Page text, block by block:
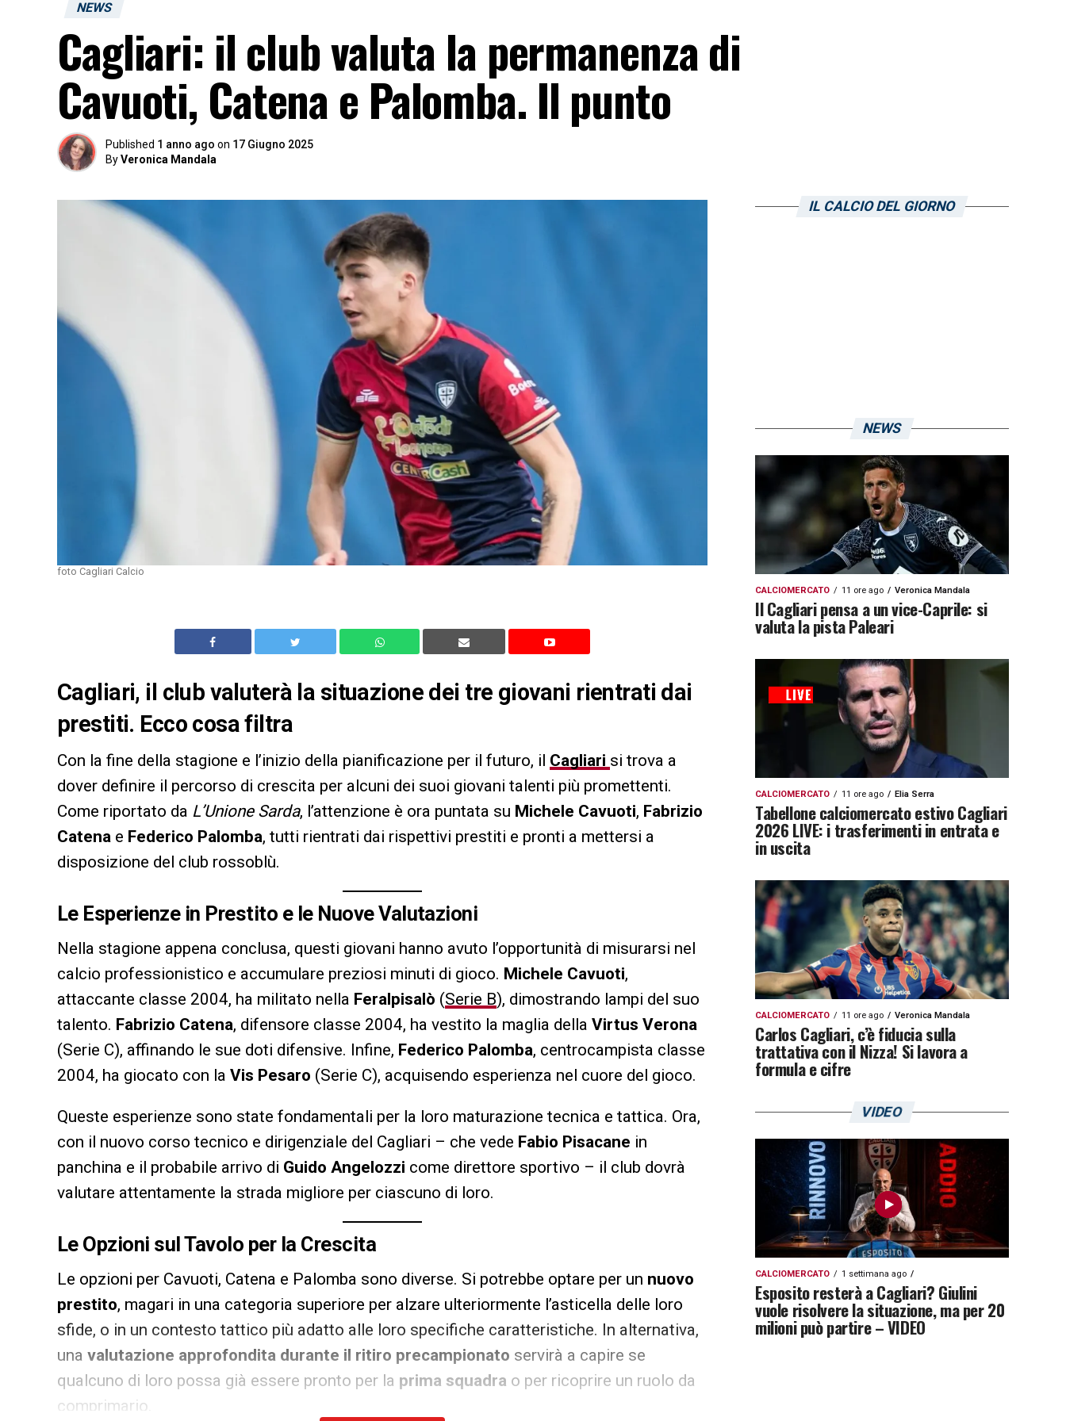
NEWS
Cagliari: il club valuta la permanenza di
Cavuoti, Catena e Palomba. Il punto
Published 1 anno ago on 17 Giugno 2025
ByVeronica Mandala
foto Cagliari Calcio
Cagliari, il club valuterà la situazione dei tre giovani rientrati dai
prestiti. Ecco cosa filtra
Con la fine della stagione e l’inizio della pianificazione per il futuro, il Cagliari si trova a
dover definire il percorso di crescita per alcuni dei suoi giovani talenti più promettenti.
Come riportato da L’Unione Sarda, l’attenzione è ora puntata su Michele Cavuoti, Fabrizio
Catena e Federico Palomba, tutti rientrati dai rispettivi prestiti e pronti a mettersi a
disposizione del club rossoblù.
Le Esperienze in Prestito e le Nuove Valutazioni
Nella stagione appena conclusa, questi giovani hanno avuto l’opportunità di misurarsi nel
calcio professionistico e accumulare preziosi minuti di gioco. Michele Cavuoti,
attaccante classe 2004, ha militato nella Feralpisalò (Serie B), dimostrando lampi del suo
talento. Fabrizio Catena, difensore classe 2004, ha vestito la maglia della Virtus Verona
(Serie C), affinando le sue doti difensive. Infine, Federico Palomba, centrocampista classe
2004, ha giocato con la Vis Pesaro (Serie C), acquisendo esperienza nel cuore del gioco.
Queste esperienze sono state fondamentali per la loro maturazione tecnica e tattica. Ora,
con il nuovo corso tecnico e dirigenziale del Cagliari – che vede Fabio Pisacane in
panchina e il probabile arrivo di Guido Angelozzi come direttore sportivo – il club dovrà
valutare attentamente la strada migliore per ciascuno di loro.
Le Opzioni sul Tavolo per la Crescita
Le opzioni per Cavuoti, Catena e Palomba sono diverse. Si potrebbe optare per un nuovo
prestito, magari in una categoria superiore per alzare ulteriormente l’asticella delle loro
sfide, o in un contesto tattico più adatto alle loro specifiche caratteristiche. In alternativa,
una valutazione approfondita durante il ritiro precampionato servirà a capire se
qualcuno di loro possa già essere pronto per la prima squadra o per ricoprire un ruolo da
comprimario.
IL CALCIO DEL GIORNO
NEWS
CALCIOMERCATO 11 ore ago Veronica Mandala
Il Cagliari pensa a un vice-Caprile: si
valuta la pista Paleari
CALCIOMERCATO 11 ore ago Elia Serra
Tabellone calciomercato estivo Cagliari
2026 LIVE: i trasferimenti in entrata e
in uscita
CALCIOMERCATO 11 ore ago Veronica Mandala
Carlos Cagliari, c’è fiducia sulla
trattativa con il Nizza! Si lavora a
formula e cifre
VIDEO
CALCIOMERCATO 1 settimana ago
Esposito resterà a Cagliari? Giulini
vuole risolvere la situazione, ma per 20
milioni può partire – VIDEO